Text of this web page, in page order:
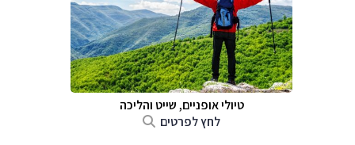
טיולי אופניים, שייט והליכה
לחץ לפרטים